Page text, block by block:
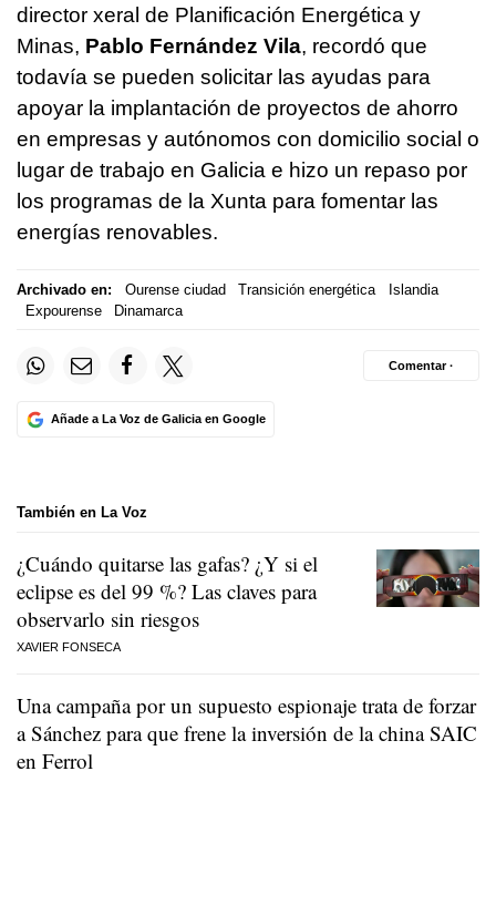
director xeral de Planificación Energética y
Minas, Pablo Fernández Vila, recordó que
todavía se pueden solicitar las ayudas para
apoyar la implantación de proyectos de ahorro
en empresas y autónomos con domicilio social o
lugar de trabajo en Galicia e hizo un repaso por
los programas de la Xunta para fomentar las
energías renovables.
Archivado en: Ourense ciudad Transición energética
Islandia
Expourense
Dinamarca
Añade a La Voz de Galicia en Google
Comentar ·
También en La Voz
¿Cuándo quitarse las gafas? ¿Y si el
eclipse es del 99 %? Las claves para
observarlo sin riesgos
XAVIER FONSECA
Una campaña por un supuesto espionaje trata de forzar
a Sánchez para que frene la inversión de la china SAIC
en Ferrol